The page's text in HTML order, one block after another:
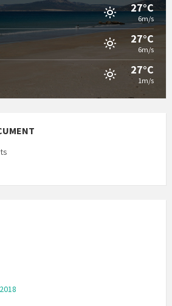
27°C
6m/s
27°C
6m/s
27°C
1m/s